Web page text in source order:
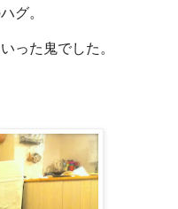
グ。
った鬼でした。